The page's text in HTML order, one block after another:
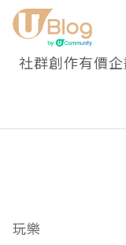
社群創作有價
玩樂